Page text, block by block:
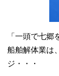
「一頭で
船舶解体業は
ジ・・・